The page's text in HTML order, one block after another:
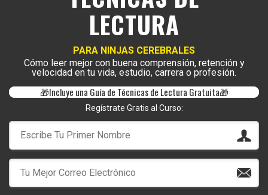
LECTURA
PARA NINJAS CEREBRALES
Cómo leer mejor con buena comprensión, retención y
velocidad en tu vida, estudio, carrera o profesión.
🎁Incluye una Guía de Técnicas de Lectura Gratuita🎁
Regístrate Gratis al Curso: